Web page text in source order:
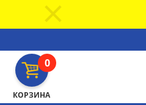
0
КОРЗИНА